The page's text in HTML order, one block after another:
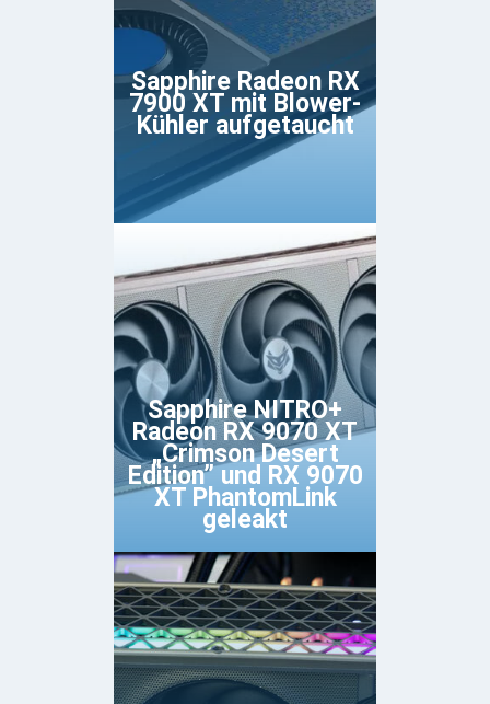
Sapphire Radeon RX
7900 XT mit Blower-
Kühler aufgetaucht
Sapphire NITRO+
Radeon RX 9070 XT
„Crimson Desert
Edition” und RX 9070
XT PhantomLink
geleakt